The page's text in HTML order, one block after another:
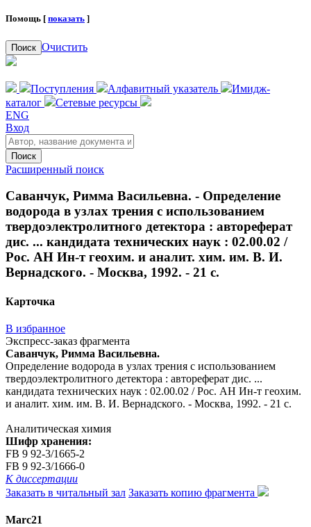
Помощь [ показать ]
Поиск Очистить
Поступления Алфавитный указатель
Имидж-
каталог
Сетевые ресурсы
ENG
Вход
Поиск
Расширенный поиск
Саванчук, Римма Васильевна. - Определение
водорода в узлах трения с использованием
твердоэлектролитного детектора : автореферат
дис. ... кандидата технических наук : 02.00.02 /
Рос. АН Ин-т геохим. и аналит. хим. им. В. И.
Вернадского. - Москва, 1992. - 21 с.
Карточка
В избранное
Экспресс-заказ фрагмента
Саванчук, Римма Васильевна.
Определение водорода в узлах трения с использованием
твердоэлектролитного детектора : автореферат дис. ...
кандидата технических наук : 02.00.02 / Рос. АН Ин-т геохим.
и аналит. хим. им. В. И. Вернадского. - Москва, 1992. - 21 с.
Аналитическая химия
Шифр хранения:
FB 9 92-3/1665-2
FB 9 92-3/1666-0
К диссертации
Заказать в читальный зал Заказать копию фрагмента
Marc21